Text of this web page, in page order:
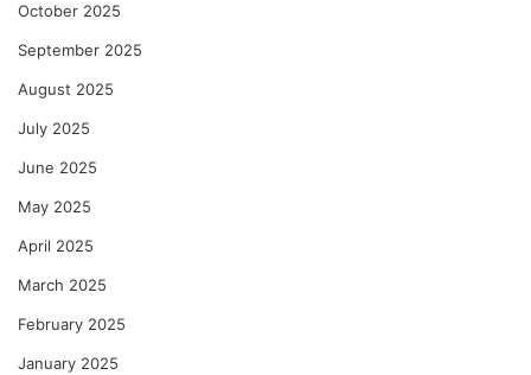
October 2025
September 2025
August 2025
July 2025
June 2025
May 2025
April 2025
March 2025
February 2025
January 2025